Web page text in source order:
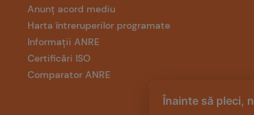
Înainte să pleci,
Anunț acord mediu
Harta întreruperilor programate
Informații ANRE
Certificări ISO
Comparator ANRE